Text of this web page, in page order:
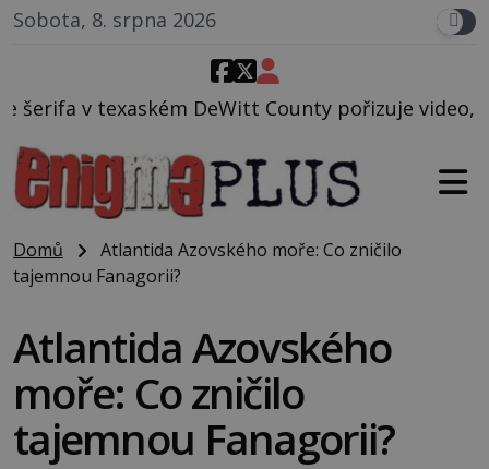
Sobota, 8. srpna 2026
County pořizuje video, na kterém před jeho
Domů
Atlantida Azovského moře: Co zničilo
tajemnou Fanagorii?
Atlantida Azovského
moře: Co zničilo
tajemnou Fanagorii?